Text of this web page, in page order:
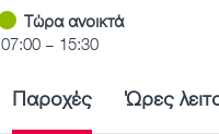
Τώρα ανοικτά
07:00 – 15:30
Παροχές Ώρες